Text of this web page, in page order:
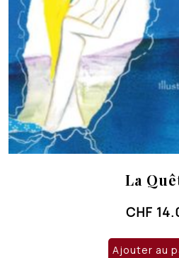
La
CHF
Ajouter au